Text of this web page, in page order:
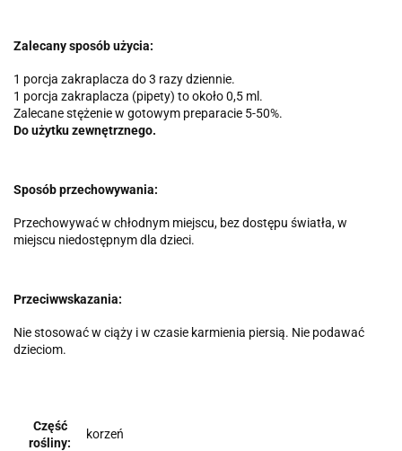
Zalecany sposób użycia:
1 porcja zakraplacza do 3 razy dziennie.
1 porcja zakraplacza (pipety) to około 0,5 ml.
Zalecane stężenie w gotowym preparacie 5-50%.
Do użytku zewnętrznego.
Sposób przechowywania:
Przechowywać w chłodnym miejscu, bez dostępu światła, w
miejscu niedostępnym dla dzieci.
Przeciwwskazania:
Nie stosować w ciąży i w czasie karmienia piersią. Nie podawać
dzieciom.
Część
rośliny:
korzeń